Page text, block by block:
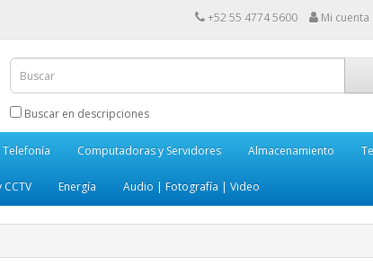
+52 55 4774 5600 Mi cuenta
Buscar en descripciones
Telefonía Computadoras y Servidores Almacenamiento
Energía Audio | Fotografía | Video